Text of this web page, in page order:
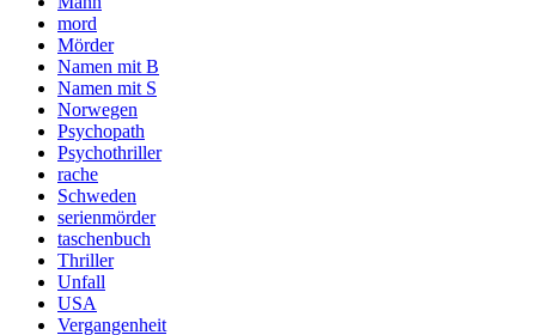
mord
Mörder
Namen mit B
Namen mit S
Norwegen
Psychopath
Psychothriller
rache
Schweden
serienmörder
taschenbuch
Thriller
Unfall
USA
Vergangenheit